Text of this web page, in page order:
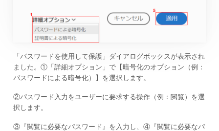
「パスワードを使用して保護」ダイアログボックスが表示され
ました。①「詳細オプション」で【暗号化のオプション（例：
パスワードによる暗号化）】を選択します。
②パスワード入力をユーザーに要求する操作（例：閲覧）を選
択します。
③『閲覧に必要なパスワード』を入力し、④『閲覧に必要なパ